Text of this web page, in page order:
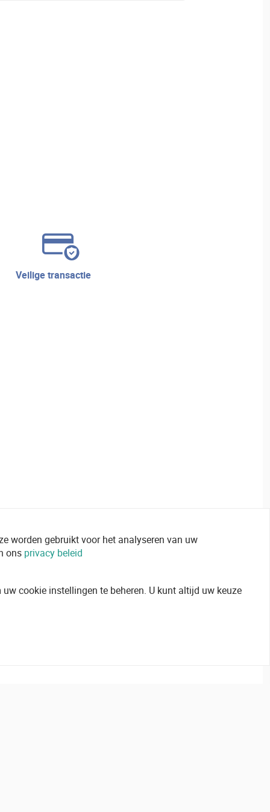
veilige transactie
worden gebruikt voor het analyseren van uw
ons privacy beleid
uw cookie instellingen te beheren. U kunt altijd uw keuze